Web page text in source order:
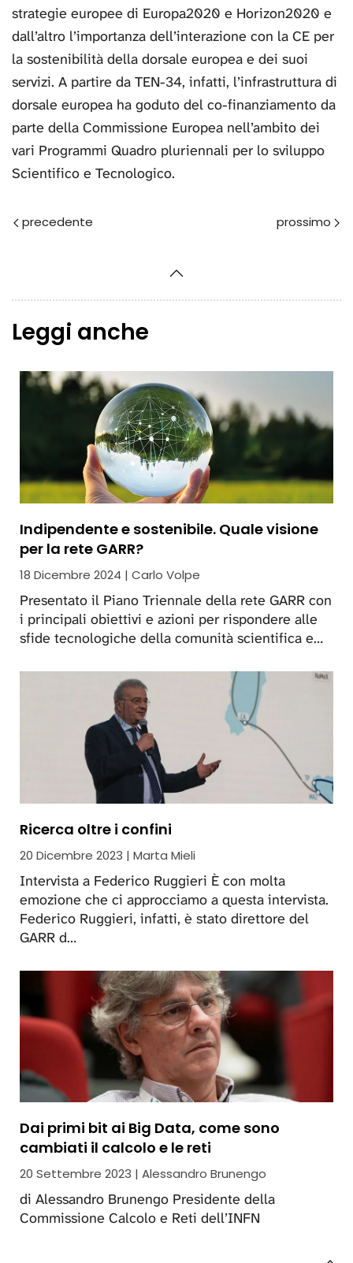
strategie europee di Europa2020 e Horizon2020 e
dall’altro l’importanza dell’interazione con la CE per
la sostenibilità della dorsale europea e dei suoi
servizi. A partire da TEN-34, infatti, l’infrastruttura di
dorsale europea ha goduto del co-finanziamento da
parte della Commissione Europea nell’ambito dei
vari Programmi Quadro pluriennali per lo sviluppo
Scientifico e Tecnologico.
Leggi anche
Indipendente e sostenibile. Quale visione
per la rete GARR?
18 Dicembre 2024 | Carlo Volpe
Presentato il Piano Triennale della rete GARR con
i principali obiettivi e azioni per rispondere alle
sfide tecnologiche della comunità scientifica e…
Ricerca oltre i confini
20 Dicembre 2023 | Marta Mieli
Intervista a Federico Ruggieri È con molta
emozione che ci approcciamo a questa intervista.
Federico Ruggieri, infatti, è stato direttore del
GARR d…
Dai primi bit ai Big Data, come sono
cambiati il calcolo e le reti
20 Settembre 2023 | Alessandro Brunengo
di Alessandro Brunengo Presidente della
Commissione Calcolo e Reti dell’INFN